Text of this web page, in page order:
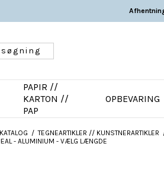
PAPIR //
KARTON //
PAP
OPBEVARING
/ TEGNEARTIKLER // KUNSTNERARTIKLER
- ALUMINIUM - VÆLG LÆNGDE